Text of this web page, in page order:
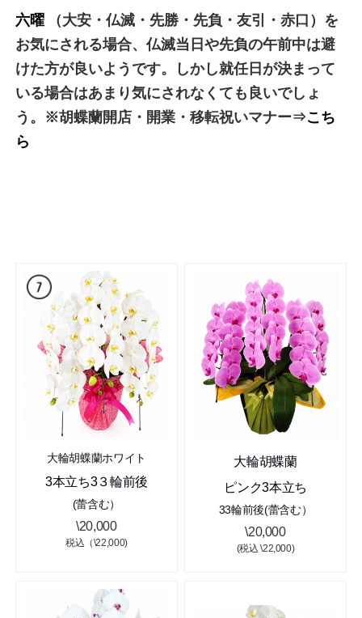
六曜
（大安・仏滅・先勝・先負・友引・赤口）を
お気にされる場合、仏滅当日や先負の午前中は避
けた方が良いようです。しかし就任日が決まって
いる場合はあまり気にされなくても良いでしょ
う。※胡蝶蘭開店・開業・移転祝いマナー⇒こち
ら
大輪胡蝶蘭ホワイト
3本立ち3３輪前後
(蕾含む）
\20,000
税込（\22,000)
大輪胡蝶蘭
ピンク3本立ち
33輪前後(蕾含む）
\20,000
(税込 \22,000)